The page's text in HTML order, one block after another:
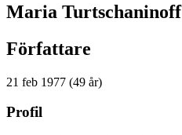
Maria Turtschaninoff
Författare
21 feb 1977 (49 år)
Profil